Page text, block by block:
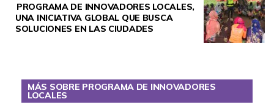
PROGRAMA DE INNOVADORES LOCALES,
UNA INICIATIVA GLOBAL QUE BUSCA
SOLUCIONES EN LAS CIUDADES
MÁS SOBRE PROGRAMA DE INNOVADORES
LOCALES